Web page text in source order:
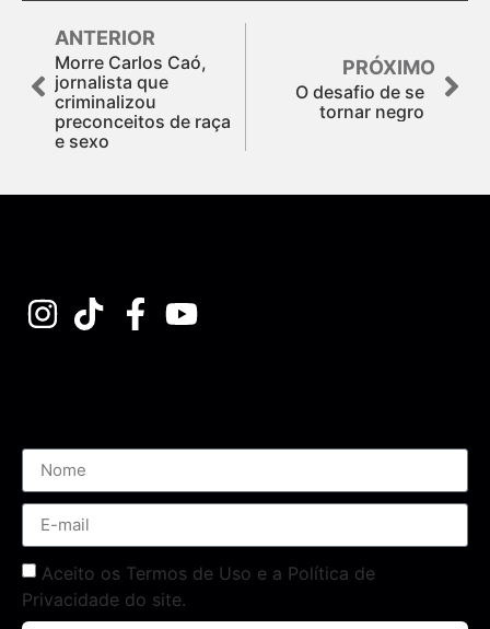
ANTERIOR
Morre Carlos Caó,
jornalista que
criminalizou
preconceitos de raça
e sexo
PRÓXIMO
O desafio de se
tornar negro
Aceito os Termos de Uso e a Política de
Privacidade do site.